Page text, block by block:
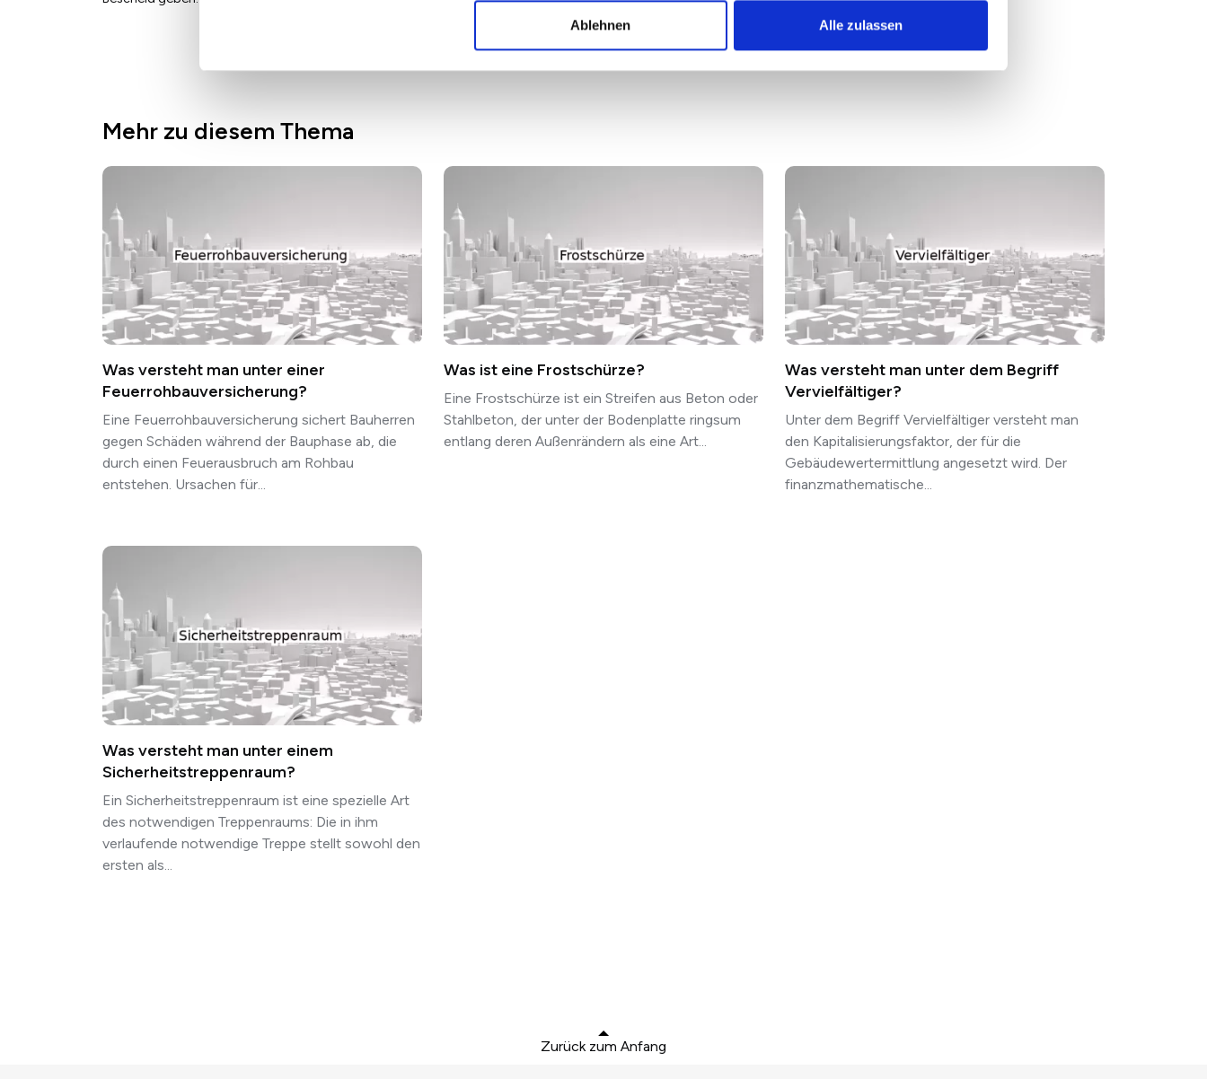
Ablehnen Alle zulassen
Mehr zu diesem Thema
Was versteht man unter einer
Feuerrohbauversicherung?
Eine Feuerrohbauversicherung sichert Bauherren
gegen Schäden während der Bauphase ab, die
durch einen Feuerausbruch am Rohbau
entstehen. Ursachen für...
Was ist eine Frostschürze?
Eine Frostschürze ist ein Streifen aus Beton oder
Stahlbeton, der unter der Bodenplatte ringsum
entlang deren Außenrändern als eine Art...
Was versteht man unter dem Begriff
Vervielfältiger?
Unter dem Begriff Vervielfältiger versteht man
den Kapitalisierungsfaktor, der für die
Gebäudewertermittlung angesetzt wird. Der
finanzmathematische...
Was versteht man unter einem
Sicherheitstreppenraum?
Ein Sicherheitstreppenraum ist eine spezielle Art
des notwendigen Treppenraums: Die in ihm
verlaufende notwendige Treppe stellt sowohl den
ersten als...
Zurück zum Anfang